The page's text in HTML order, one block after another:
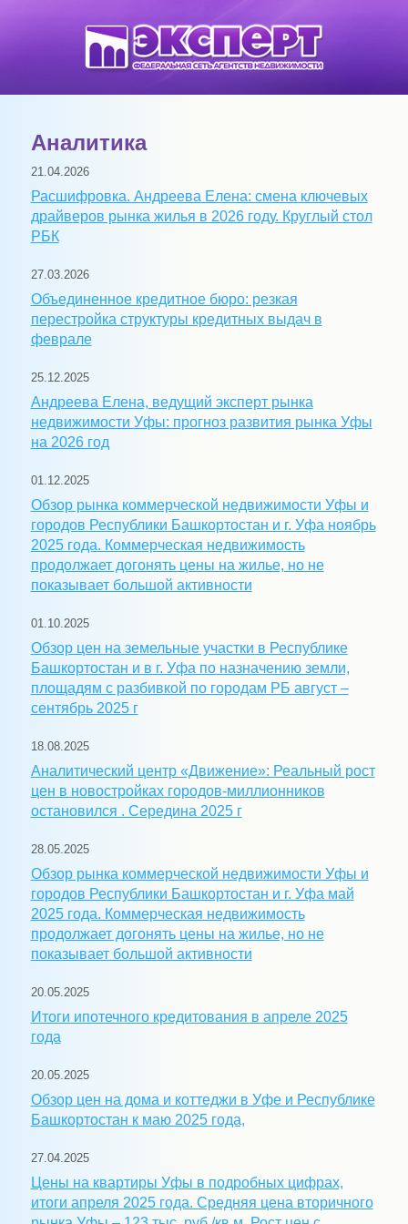
Аналитика
21.04.2026
Расшифровка. Андреева Елена: смена ключевых
драйверов рынка жилья в 2026 году. Круглый стол
РБК
27.03.2026
Объединенное кредитное бюро: резкая
перестройка структуры кредитных выдач в
феврале
25.12.2025
Андреева Елена, ведущий эксперт рынка
недвижимости Уфы: прогноз развития рынка Уфы
на 2026 год
01.12.2025
Обзор рынка коммерческой недвижимости Уфы и
городов Республики Башкортостан и г. Уфа ноябрь
2025 года. Коммерческая недвижимость
продолжает догонять цены на жилье, но не
показывает большой активности
01.10.2025
Обзор цен на земельные участки в Республике
Башкортостан и в г. Уфа по назначению земли,
площадям с разбивкой по городам РБ август –
сентябрь 2025 г
18.08.2025
Аналитический центр «Движение»: Реальный рост
цен в новостройках городов-миллионников
остановился . Середина 2025 г
28.05.2025
Обзор рынка коммерческой недвижимости Уфы и
городов Республики Башкортостан и г. Уфа май
2025 года. Коммерческая недвижимость
продолжает догонять цены на жилье, но не
показывает большой активности
20.05.2025
Итоги ипотечного кредитования в апреле 2025
года
20.05.2025
Обзор цен на дома и коттеджи в Уфе и Республике
Башкортостан к маю 2025 года,
27.04.2025
Цены на квартиры Уфы в подробных цифрах,
итоги апреля 2025 года. Средняя цена вторичного